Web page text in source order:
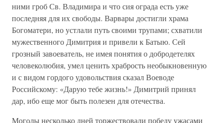
ними гроб Св. Владимира и что сия ограда есть уже
последняя для их свободы. Варвары достигли храма
Богоматери, но устлали путь своими трупами; схватили
мужественного Димитрия и привели к Батыю. Сей
грозный завоеватель, не имея понятия о добродетелях
человеколюбия, умел ценить храбрость необыкновенную
и с видом гордого удовольствия сказал Воеводе
Российскому: «Дарую тебе жизнь!» Димитрий принял
дар, ибо еще мог быть полезен для отечества.
Моголы несколько дней торжествовали победу ужасами